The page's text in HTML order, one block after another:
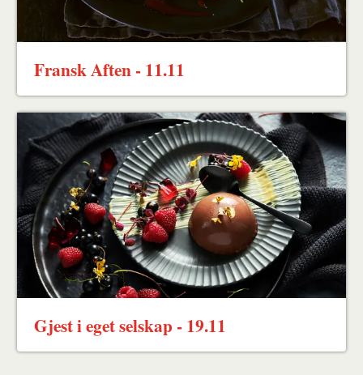
Fransk Aften - 11.11
Gjest i eget selskap - 19.11